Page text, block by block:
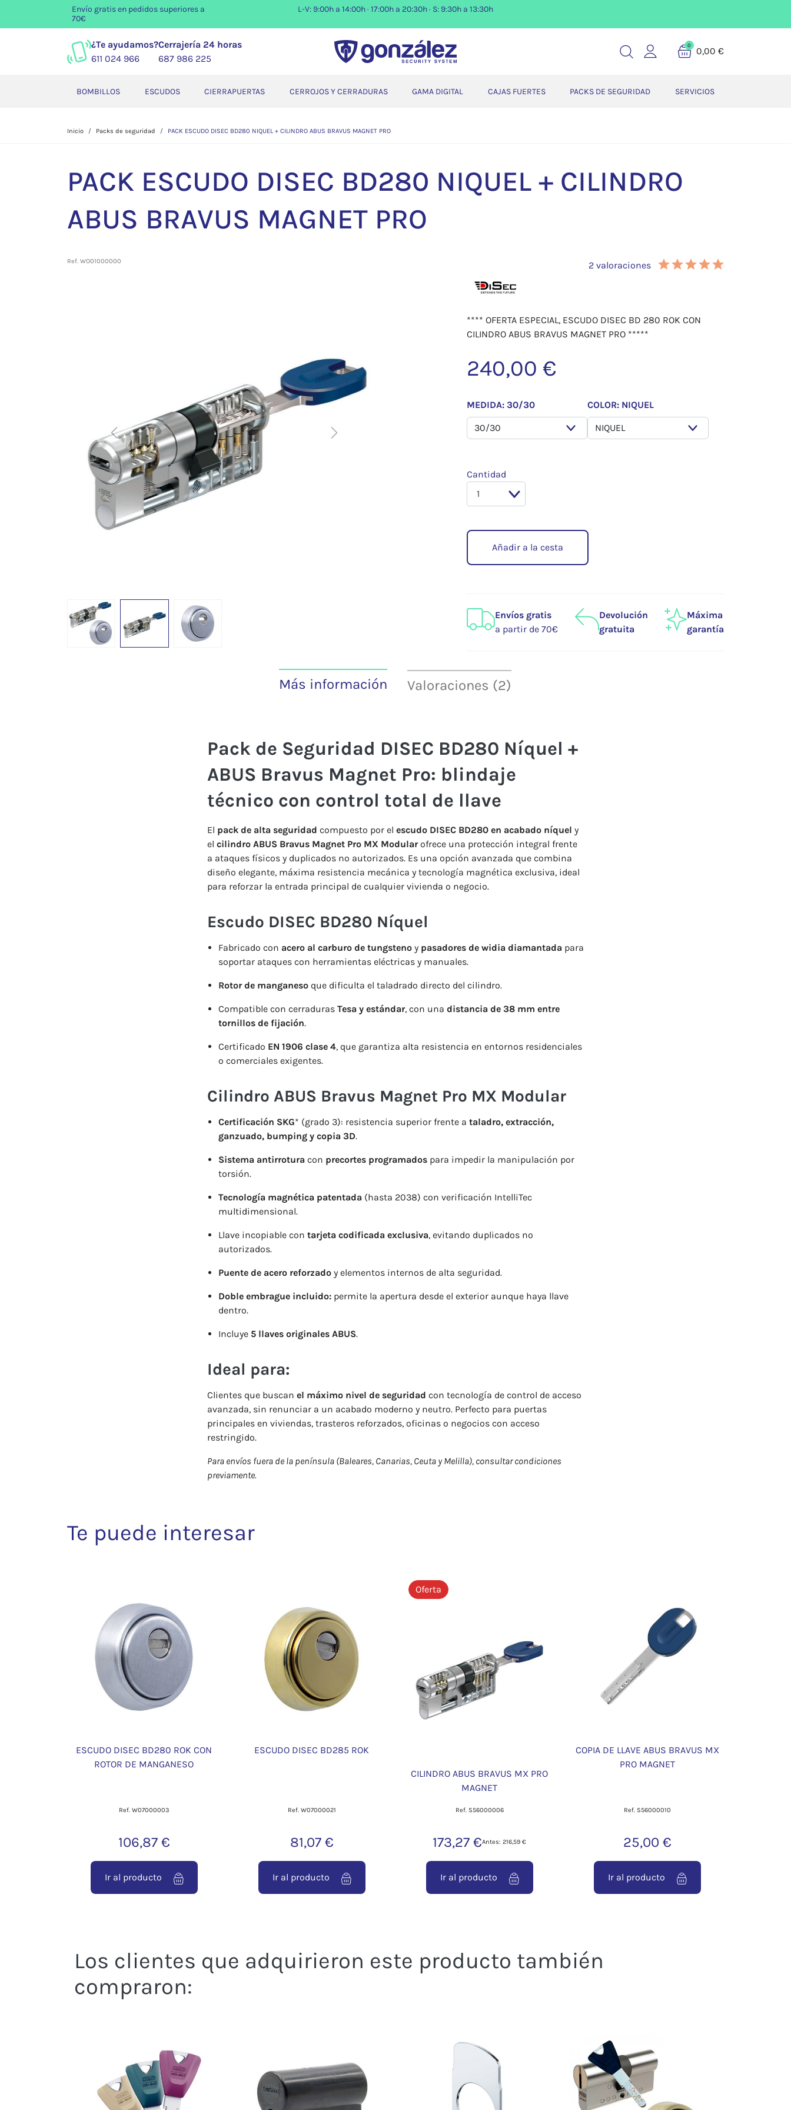
Envío gratisen pedidos superiores a
70€
L-V: 9:00h a 14:00h · 17:00h a 20:30h · S: 9:30h a 13:30h
¿Te ayudamos?
611 024 966
Cerrajería 24 horas
687 986 225
0 0,00 €
BOMBILLOS ESCUDOS CIERRAPUERTAS CERROJOS Y CERRADURAS GAMA DIGITAL CAJAS FUERTES PACKS DE SEGURIDAD SERVICIOS
Inicio Packs de seguridad PACK ESCUDO DISEC BD280 NIQUEL + CILINDRO ABUS BRAVUS MAGNET PRO
PACK ESCUDO DISEC BD280 NIQUEL + CILINDRO
ABUS BRAVUS MAGNET PRO
Ref. WO01000000 2 valoraciones
Previous Next
**** OFERTA ESPECIAL, ESCUDO DISEC BD 280 ROK CON
CILINDRO ABUS BRAVUS MAGNET PRO *****
240,00 €
MEDIDA: 30/30 COLOR: NIQUEL
Cantidad
Añadir a la cesta
Envíos gratis
a partir de 70€
Devolución
gratuita
Máxima
garantía
Más información Valoraciones (2)
Pack de Seguridad DISEC BD280 Níquel +
ABUS Bravus Magnet Pro: blindaje
técnico con control total de llave
El pack de alta seguridad compuesto por el escudo DISEC BD280 en acabado níquel y
el cilindro ABUS Bravus Magnet Pro MX Modularofrece una protección integral frente
a ataques físicos y duplicados no autorizados. Es una opción avanzada que combina
diseño elegante, máxima resistencia mecánica y tecnología magnética exclusiva, ideal
para reforzar la entrada principal de cualquier vivienda o negocio.
Escudo DISEC BD280 Níquel
Fabricado con acero al carburo de tungstenoy pasadores de widia diamantada para
soportar ataques con herramientas eléctricas y manuales.
Rotor de manganesoque dificulta el taladrado directo del cilindro.
Compatible con cerraduras Tesa y estándar, con una distancia de 38 mm entre
tornillos de fijación.
Certificado EN 1906 clase 4, que garantiza alta resistencia en entornos residenciales
o comerciales exigentes.
Cilindro ABUS Bravus Magnet Pro MX Modular
Certificación SKG* (grado 3): resistencia superior frente a taladro, extracción,
ganzuado, bumping y copia 3D.
Sistema antirrotura con precortes programadospara impedir la manipulación por
torsión.
Tecnología magnética patentada (hasta 2038) con verificación IntelliTec
multidimensional.
Llave incopiable con tarjeta codificada exclusiva, evitando duplicados no
autorizados.
Puente de acero reforzadoy elementos internos de alta seguridad.
Doble embrague incluido:permite la apertura desde el exterior aunque haya llave
dentro.
Incluye 5 llaves originales ABUS.
Ideal para:
Clientes que buscan el máximo nivel de seguridad con tecnología de control de acceso
avanzada, sin renunciar a un acabado moderno y neutro. Perfecto para puertas
principales en viviendas, trasteros reforzados, oficinas o negocios con acceso
restringido.
Para envíos fuera de la península (Baleares, Canarias, Ceuta y Melilla), consultar condiciones
previamente.
Te puede interesar
ESCUDO DISEC BD280 ROK CON
ROTOR DE MANGANESO
Ref. W07000003
106,87 €
Ir al producto
ESCUDO DISEC BD285 ROK
Ref. W07000021
81,07 €
Ir al producto
Oferta
CILINDRO ABUS BRAVUS MX PRO
MAGNET
Ref. S56000006
173,27 €Antes: 216,59 €
Ir al producto
COPIA DE LLAVE ABUS BRAVUS MX
PRO MAGNET
Ref. S56000010
25,00 €
Ir al producto
Los clientes que adquirieron este producto también
compraron: